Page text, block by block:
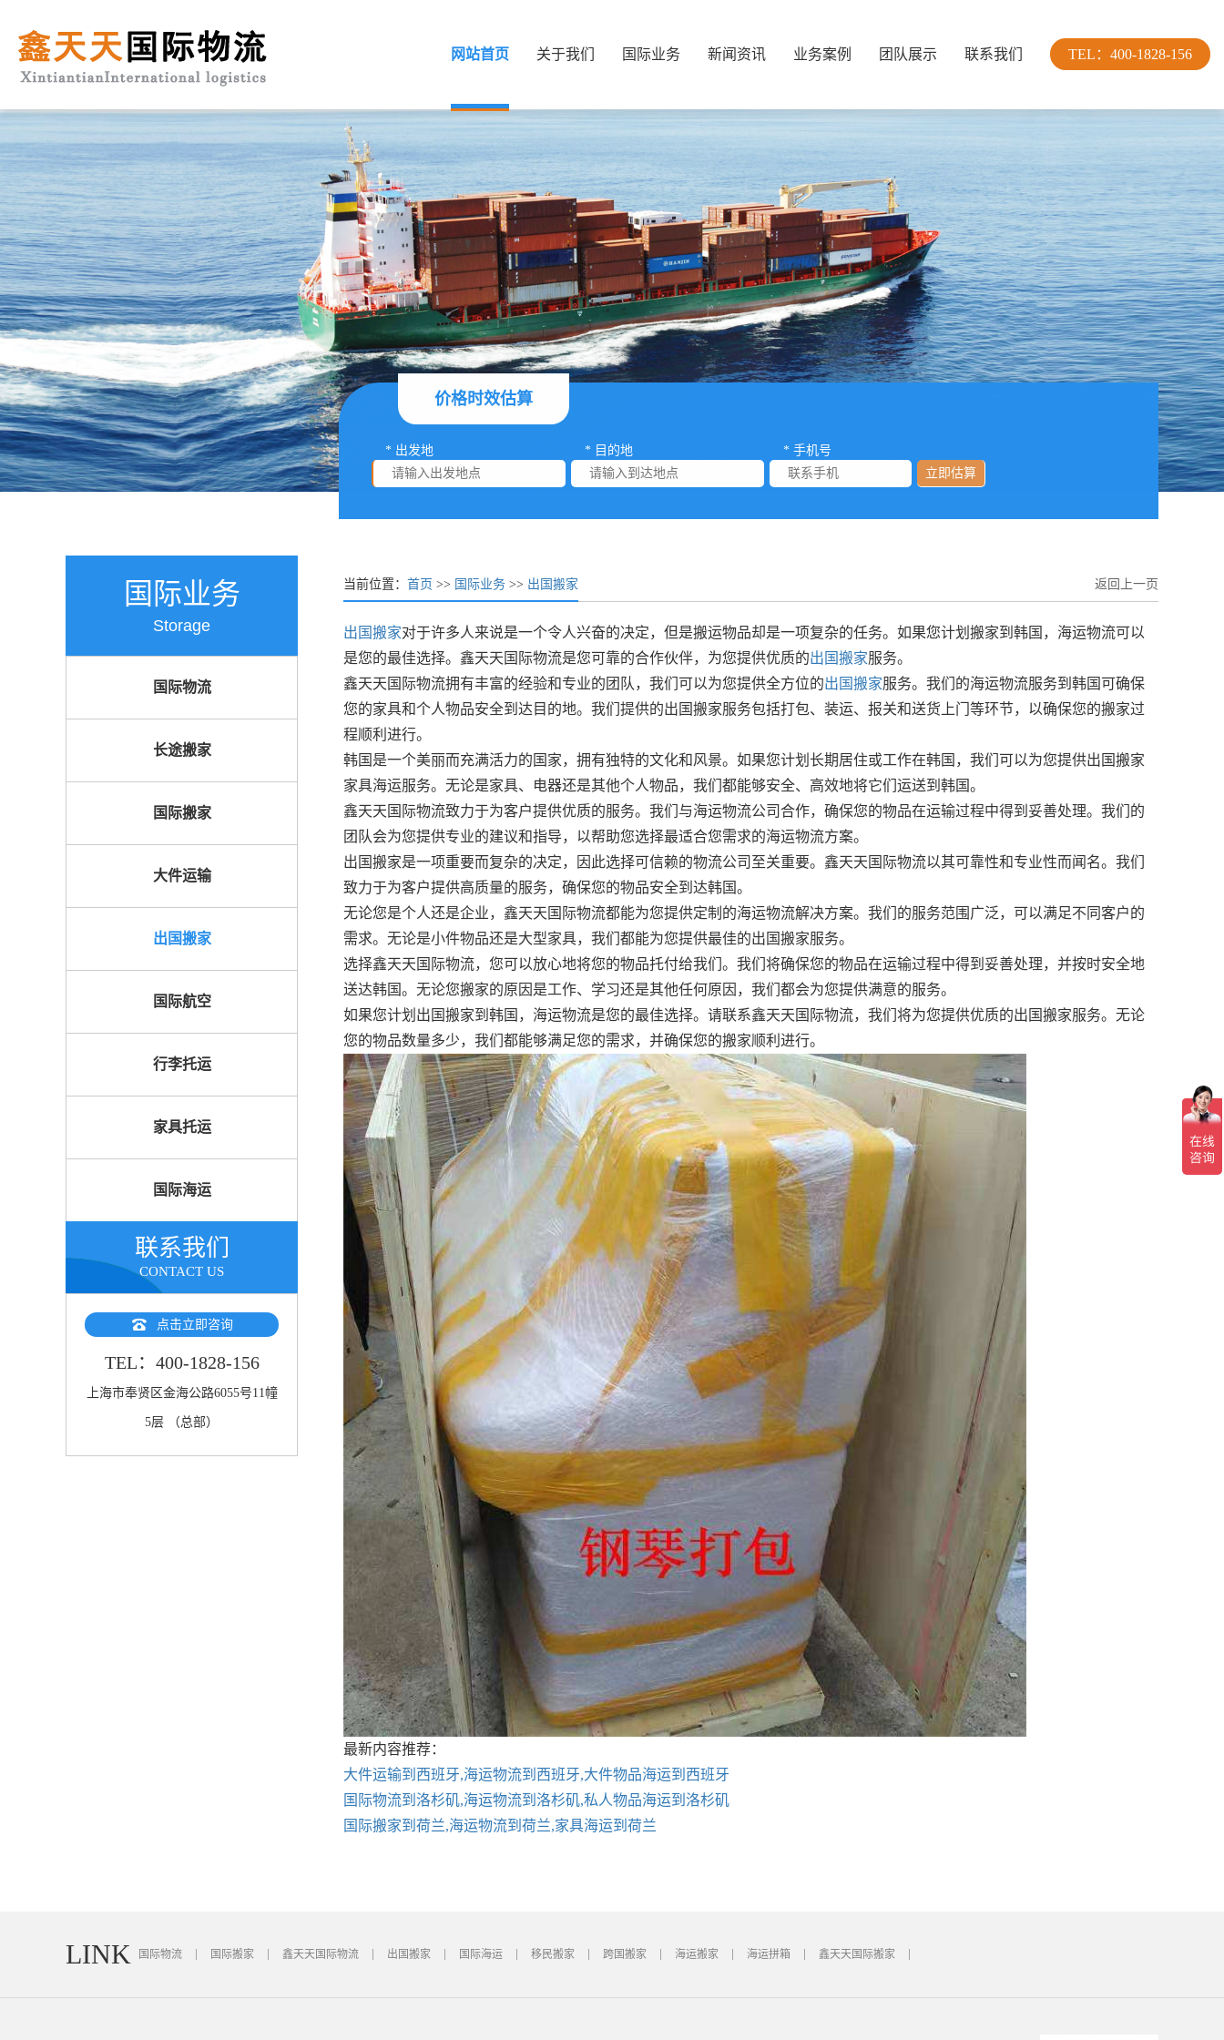
TEL：400-1828-156
网站首页 关于我们 国际业务 新闻资讯 业务案例 团队展示 联系我们
价格时效估算
* 出发地 * 目的地
* 手机号
立即估算
国际业务
Storage
国际物流
长途搬家
国际搬家
大件运输
出国搬家
国际航空
行李托运
家具托运
国际海运
联系我们
CONTACT US
点击立即咨询
TEL：400-1828-156
上海市奉贤区金海公路6055号11幢
5层 （总部）
当前位置：首页 >> 国际业务 >> 出国搬家 返回上一页
出国搬家对于许多人来说是一个令人兴奋的决定，但是搬运物品却是一项复杂的任务。如果您计划搬家到韩国，海运物流可以
是您的最佳选择。鑫天天国际物流是您可靠的合作伙伴，为您提供优质的出国搬家服务。
鑫天天国际物流拥有丰富的经验和专业的团队，我们可以为您提供全方位的出国搬家服务。我们的海运物流服务到韩国可确保
您的家具和个人物品安全到达目的地。我们提供的出国搬家服务包括打包、装运、报关和送货上门等环节，以确保您的搬家过
程顺利进行。
韩国是一个美丽而充满活力的国家，拥有独特的文化和风景。如果您计划长期居住或工作在韩国，我们可以为您提供出国搬家
家具海运服务。无论是家具、电器还是其他个人物品，我们都能够安全、高效地将它们运送到韩国。
鑫天天国际物流致力于为客户提供优质的服务。我们与海运物流公司合作，确保您的物品在运输过程中得到妥善处理。我们的
团队会为您提供专业的建议和指导，以帮助您选择最适合您需求的海运物流方案。
出国搬家是一项重要而复杂的决定，因此选择可信赖的物流公司至关重要。鑫天天国际物流以其可靠性和专业性而闻名。我们
致力于为客户提供高质量的服务，确保您的物品安全到达韩国。
无论您是个人还是企业，鑫天天国际物流都能为您提供定制的海运物流解决方案。我们的服务范围广泛，可以满足不同客户的
需求。无论是小件物品还是大型家具，我们都能为您提供最佳的出国搬家服务。
选择鑫天天国际物流，您可以放心地将您的物品托付给我们。我们将确保您的物品在运输过程中得到妥善处理，并按时安全地
送达韩国。无论您搬家的原因是工作、学习还是其他任何原因，我们都会为您提供满意的服务。
如果您计划出国搬家到韩国，海运物流是您的最佳选择。请联系鑫天天国际物流，我们将为您提供优质的出国搬家服务。无论
您的物品数量多少，我们都能够满足您的需求，并确保您的搬家顺利进行。
最新内容推荐：
大件运输到西班牙,海运物流到西班牙,大件物品海运到西班牙
国际物流到洛杉矶,海运物流到洛杉矶,私人物品海运到洛杉矶
国际搬家到荷兰,海运物流到荷兰,家具海运到荷兰
LINK 国际物流 国际搬家 鑫天天国际物流 出国搬家 国际海运 移民搬家 跨国搬家 海运搬家 海运拼箱 鑫天天国际搬家